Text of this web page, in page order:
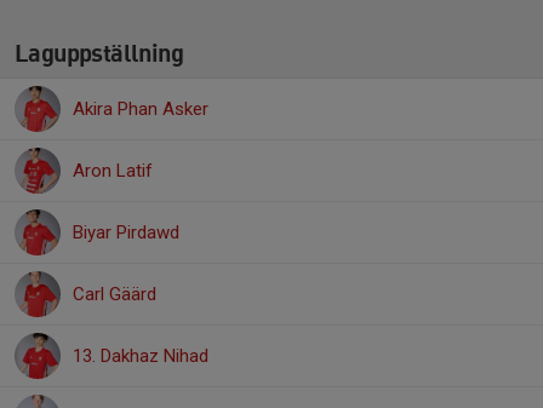
Laguppställning
Akira Phan Asker
Aron Latif
Biyar Pirdawd
Carl Gäärd
13. Dakhaz Nihad